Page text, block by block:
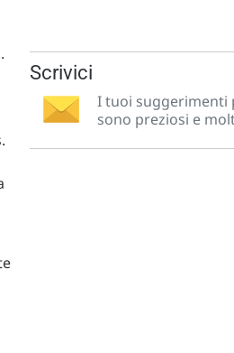
Scrivici
I tuoi suggerimenti
sono preziosi e